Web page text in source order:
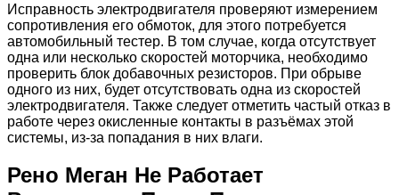
Исправность электродвигателя проверяют измерением
сопротивления его обмоток, для этого потребуется
автомобильный тестер. В том случае, когда отсутствует
одна или несколько скоростей моторчика, необходимо
проверить блок добавочных резисторов. При обрыве
одного из них, будет отсутствовать одна из скоростей
электродвигателя. Также следует отметить частый отказ в
работе через окисленные контакты в разъёмах этой
системы, из-за попадания в них влаги.
Рено Меган Не Работает